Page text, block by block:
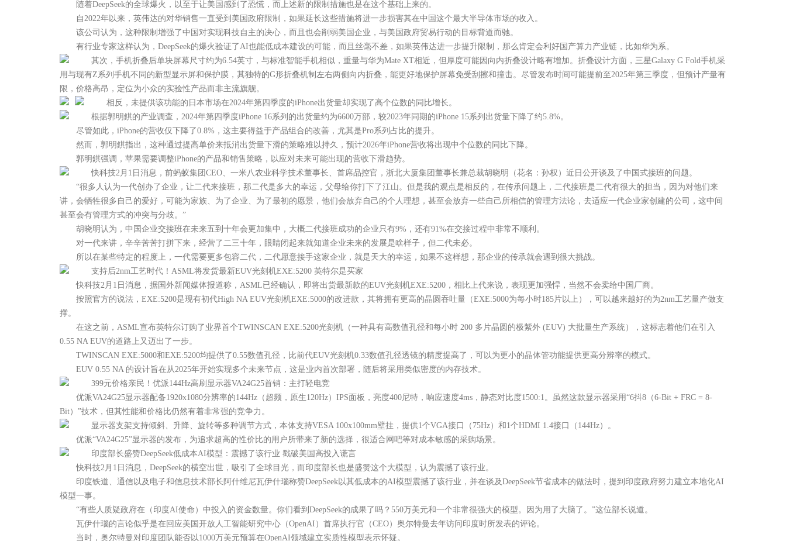
随着DeepSeek的全球爆火，以至于让美国感到了恐慌，而上述新的限制措施也是在这个基础上来的。
自2022年以来，英伟达的对华销售一直受到美国政府限制，如果延长这些措施将进一步损害其在中国这个最大半导体市场的收入。
该公司认为，这种限制增强了中国对实现科技自主的决心，而且也会削弱美国企业，与美国政府贸易行动的目标背道而驰。
有行业专家这样认为，DeepSeek的爆火验证了AI也能低成本建设的可能，而且丝毫不差，如果英伟达进一步提升限制，那么肯定会利好国产算力产业链，比如华为系。
其次，手机折叠后单块屏幕尺寸约为6.54英寸，与标准智能手机相似，重量与华为Mate XT相近，但厚度可能因向内折叠设计略有增加。折叠设计方面，三星Galaxy G Fold手机采
用与现有Z系列手机不同的新型显示屏和保护膜，其独特的G形折叠机制左右两侧向内折叠，能更好地保护屏幕免受刮擦和撞击。尽管发布时间可能提前至2025年第三季度，但预计产量有
限，价格高昂，定位为小众的实验性产品而非主流旗舰。
相反，未提供该功能的日本市场在2024年第四季度的iPhone出货量却实现了高个位数的同比增长。
根据郭明錤的产业调查，2024年第四季度iPhone 16系列的出货量约为6600万部，较2023年同期的iPhone 15系列出货量下降了约5.8%。
尽管如此，iPhone的营收仅下降了0.8%，这主要得益于产品组合的改善，尤其是Pro系列占比的提升。
然而，郭明錤指出，这种通过提高单价来抵消出货量下滑的策略难以持久，预计2026年iPhone营收将出现中个位数的同比下降。
郭明錤强调，苹果需要调整iPhone的产品和销售策略，以应对未来可能出现的营收下滑趋势。
快科技2月1日消息，前蚂蚁集团CEO、一米八农业科学技术董事长、首席品控官，浙北大厦集团董事长兼总裁胡晓明（花名：孙权）近日公开谈及了中国式接班的问题。
“很多人认为一代创办了企业，让二代来接班，那二代是多大的幸运，父母给你打下了江山。但是我的观点是相反的，在传承问题上，二代接班是二代有很大的担当，因为对他们来
讲，会牺牲很多自己的爱好，可能为家族、为了企业、为了最初的愿景，他们会放弃自己的个人理想，甚至会放弃一些自己所相信的管理方法论，去适应一代企业家创建的公司，这中间
甚至会有管理方式的冲突与分歧。”
胡晓明认为，中国企业交接班在未来五到十年会更加集中，大概二代接班成功的企业只有9%，还有91%在交接过程中非常不顺利。
对一代来讲，辛辛苦苦打拼下来，经营了二三十年，眼睛闭起来就知道企业未来的发展是啥样子，但二代未必。
所以在某些特定的程度上，一代需要更多包容二代，二代愿意接手这家企业，就是天大的幸运，如果不这样想，那企业的传承就会遇到很大挑战。
支持后2nm工艺时代！ASML将发货最新EUV光刻机EXE:5200 英特尔是买家
快科技2月1日消息，据国外新闻媒体报道称，ASML已经确认，即将出货最新款的EUV光刻机EXE:5200，相比上代来说，表现更加强悍，当然不会卖给中国厂商。
按照官方的说法，EXE:5200是现有初代High NA EUV光刻机EXE:5000的改进款，其将拥有更高的晶圆吞吐量（EXE:5000为每小时185片以上），可以越来越好的为2nm工艺量产做支
撑。
在这之前，ASML宣布英特尔订购了业界首个TWINSCAN EXE:5200光刻机（一种具有高数值孔径和每小时 200 多片晶圆的极紫外 (EUV) 大批量生产系统），这标志着他们在引入
0.55 NA EUV的道路上又迈出了一步。
TWINSCAN EXE:5000和EXE:5200均提供了0.55数值孔径，比前代EUV光刻机0.33数值孔径透镜的精度提高了，可以为更小的晶体管功能提供更高分辨率的模式。
EUV 0.55 NA 的设计旨在从2025年开始实现多个未来节点，这是业内首次部署，随后将采用类似密度的内存技术。
399元价格亲民！优派144Hz高刷显示器VA24G25首销：主打轻电竞
优派VA24G25显示器配备1920x1080分辨率的144Hz（超频，原生120Hz）IPS面板，亮度400尼特，响应速度4ms，静态对比度1500:1。虽然这款显示器采用“6抖8（6-Bit + FRC = 8-
Bit）”技术，但其性能和价格比仍然有着非常强的竞争力。
显示器支架支持倾斜、升降、旋转等多种调节方式，本体支持VESA 100x100mm壁挂，提供1个VGA接口（75Hz）和1个HDMI 1.4接口（144Hz）。
优派“VA24G25”显示器的发布，为追求超高的性价比的用户所带来了新的选择，很适合网吧等对成本敏感的采购场景。
印度部长盛赞DeepSeek低成本AI模型：震撼了该行业 戳破美国高投入谎言
快科技2月1日消息，DeepSeek的横空出世，吸引了全球目光，而印度部长也是盛赞这个大模型，认为震撼了该行业。
印度铁道、通信以及电子和信息技术部长阿什维尼瓦伊什瑙称赞DeepSeek以其低成本的AI模型震撼了该行业，并在谈及DeepSeek节省成本的做法时，提到印度政府努力建立本地化AI
模型一事。
“有些人质疑政府在（印度AI使命）中投入的资金数量。你们看到DeepSeek的成果了吗？550万美元和一个非常很强大的模型。因为用了大脑了。”这位部长说道。
瓦伊什瑙的言论似乎是在回应美国开放人工智能研究中心（OpenAI）首席执行官（CEO）奥尔特曼去年访问印度时所发表的评论。
当时，奥尔特曼对印度团队能否以1000万美元预算在OpenAI领域建立实质性模型表示怀疑。